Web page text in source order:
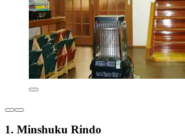
1. Minshuku Rindo